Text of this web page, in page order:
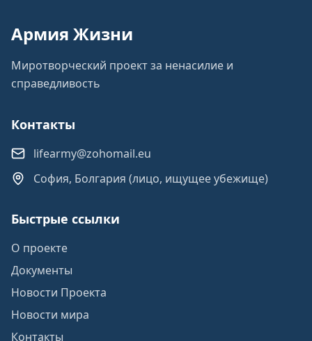
Армия Жизни
Миротворческий проект за ненасилие и
справедливость
Контакты
lifearmy@zohomail.eu
София, Болгария (лицо, ищущее убежище)
Быстрые ссылки
О проекте
Документы
Новости Проекта
Новости мира
Контакты